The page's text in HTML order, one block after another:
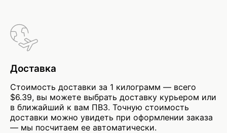
Доставка
Стоимость доставки за 1 килограмм — всего
$6.39, вы можете выбрать доставку курьером или
в ближайший к вам ПВЗ. Точную стоимость
доставки можно увидеть при оформлении заказа
— мы посчитаем ее автоматически.